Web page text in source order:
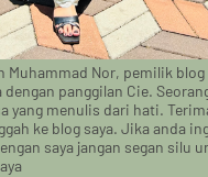
Muhammad Nor, pemilik
dengan panggilan Cie.
yang menulis dari hati.
ke blog saya. Jika anda
saya jangan segan silu